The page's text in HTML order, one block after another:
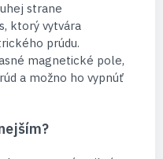
strane
ktorý vytvára
prúdu.
magnetické pole,
a možno ho vypnúť